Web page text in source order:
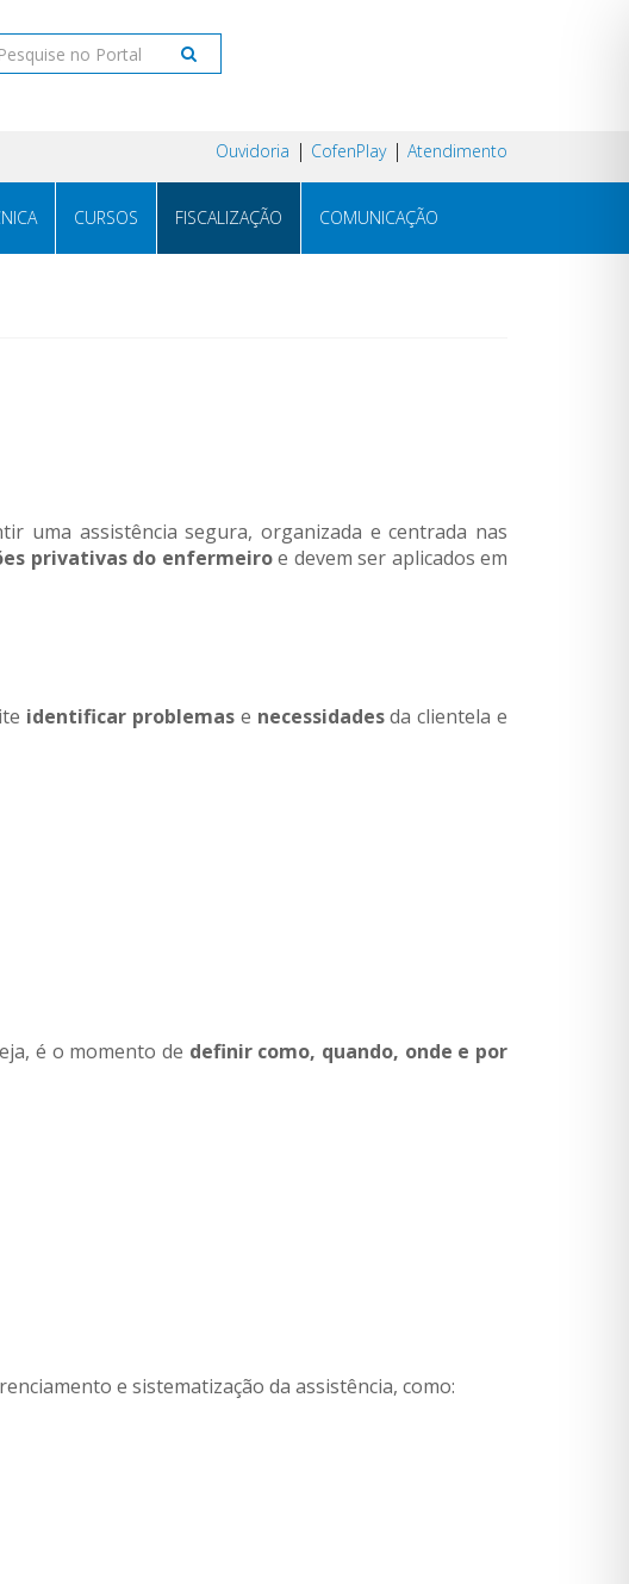
Ouvidoria CofenPlay Atendimento
CURSOS FISCALIZAÇÃO COMUNICAÇÃO
uma assistência segura, organizada e centrada nas
privativas do enfermeiroe devem ser aplicados em
identificar problemase necessidadesda clientela e
é o momento de definir como, quando, onde e por
e sistematização da assistência, como: